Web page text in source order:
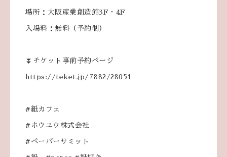
場所：大阪産業創造館3F・4F
入場料：無料（予約制）
⏬チケット事前予約ページ
https://teket.jp/7882/28051
#紙カフェ
#ホウユウ株式会社
#ペーパーサミット